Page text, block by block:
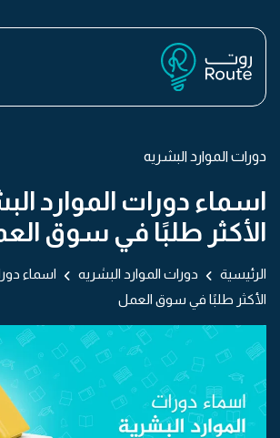
دورات الموارد البشريه
اسماء دورات الموارد
الأكثر طلبًا في سوق
الرئيسية دورات الموارد البشريه
اسماء
الأكثر طلبًا في سوق العمل